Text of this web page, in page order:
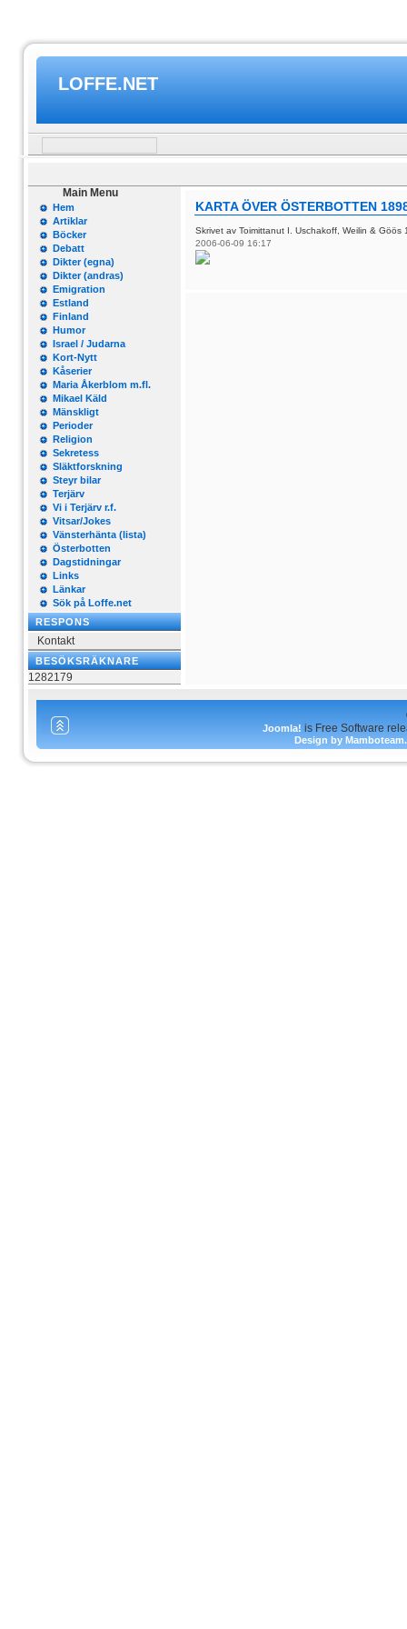
LOFFE.NET
Main Menu
Hem
Artiklar
Böcker
Debatt
Dikter (egna)
Dikter (andras)
Emigration
Estland
Finland
Humor
Israel / Judarna
Kort-Nytt
Kåserier
Maria Åkerblom m.fl.
Mikael Käld
Mänskligt
Perioder
Religion
Sekretess
Släktforskning
Steyr bilar
Terjärv
Vi i Terjärv r.f.
Vitsar/Jokes
Vänsterhänta (lista)
Österbotten
Dagstidningar
Links
Länkar
Sök på Loffe.net
RESPONS
Kontakt
BESÖKSRÄKNARE
1282179
KARTA ÖVER ÖSTERBOTTEN
Skrivet av Toimittanut I. Uschakoff, Weilin & Göös
2006-06-09 16:17
Joomla! is Free Software
Design by